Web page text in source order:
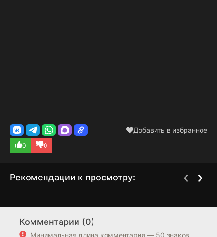
Добавить в избранное
0 0
Рекомендации к просмотру:
6.6
Комментарии (0)
Минимальная длина комментария — 50 знаков.